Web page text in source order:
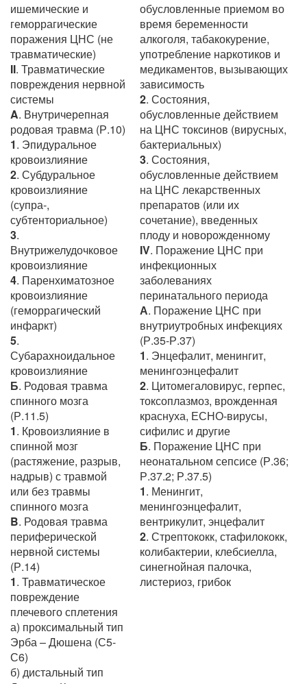
ишемические и
геморрагические
поражения ЦНС (не
травматические)
II. Травматические
повреждения нервной
системы
A. Внутричерепная
родовая травма (Р.10)
1. Эпидуральное
кровоизлияние
2. Субдуральное
кровоизлияние
(супра-,
субтенториальное)
3.
Внутрижелудочковое
кровоизлияние
4. Паренхиматозное
кровоизлияние
(геморрагический
инфаркт)
5.
Субарахноидальное
кровоизлияние
Б. Родовая травма
спинного мозга
(Р.11.5)
1. Кровоизлияние в
спинной мозг
(растяжение, разрыв,
надрыв) с травмой
или без травмы
спинного мозга
B. Родовая травма
периферической
нервной системы
(Р.14)
1. Травматическое
повреждение
плечевого сплетения
а) проксимальный тип
Эрба – Дюшена (С5-
С6)
б) дистальный тип
обусловленные приемом во
время беременности
алкоголя, табакокурение,
употребление наркотиков и
медикаментов, вызывающих
зависимость
2. Состояния,
обусловленные действием
на ЦНС токсинов (вирусных,
бактериальных)
3. Состояния,
обусловленные действием
на ЦНС лекарственных
препаратов (или их
сочетание), введенных
плоду и новорожденному
IV. Поражение ЦНС при
инфекционных
заболеваниях
перинатального периода
А. Поражение ЦНС при
внутриутробных инфекциях
(Р.35-Р.37)
1. Энцефалит, менингит,
менингоэнцефалит
2. Цитомегаловирус, герпес,
токсоплазмоз, врожденная
краснуха, ЕСНО-вирусы,
сифилис и другие
Б. Поражение ЦНС при
неонатальном сепсисе (Р.36;
Р.37.2; Р.37.5)
1. Менингит,
менингоэнцефалит,
вентрикулит, энцефалит
2. Стрептококк, стафилококк,
колибактерии, клебсиелла,
синегнойная палочка,
листериоз, грибок